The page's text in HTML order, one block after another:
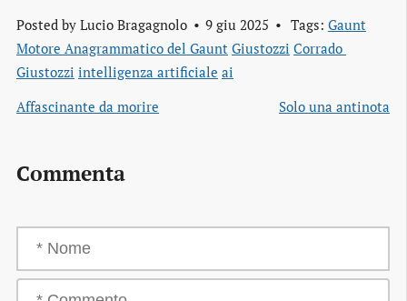
Posted by Lucio Bragagnolo 9 giu 2025 Tags: Gaunt
Motore Anagrammatico del Gaunt Giustozzi Corrado
Giustozzi intelligenza artificiale ai
Affascinante da morire
Solo una antinota
Commenta